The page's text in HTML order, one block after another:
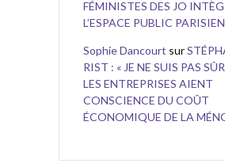
FÉMINISTES DES JO
L’ESPACE PUBLIC PARISIEN
Sophie Dancourt sur
RIST : « JE NE SUIS PAS
LES ENTREPRISES AIENT
CONSCIENCE DU COÛT
ÉCONOMIQUE DE LA